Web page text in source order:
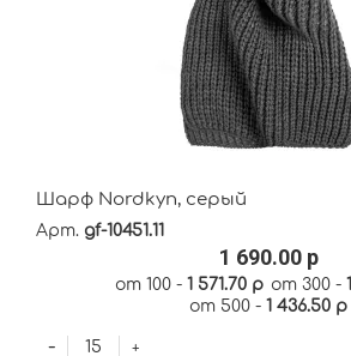
Шарф Nordkyn, серый
Арт. gf-10451.11
1 690.00 р
от 100 - 1 571.70 р от 300 -
от 500 - 1 436.50 р
+
-